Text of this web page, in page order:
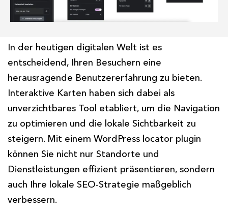
In der heutigen digitalen Welt ist es
entscheidend, Ihren Besuchern eine
herausragende Benutzererfahrung zu bieten.
Interaktive Karten haben sich dabei als
unverzichtbares Tool etabliert, um die Navigation
zu optimieren und die lokale Sichtbarkeit zu
steigern. Mit einem WordPress locator plugin
können Sie nicht nur Standorte und
Dienstleistungen effizient präsentieren, sondern
auch Ihre lokale SEO-Strategie maßgeblich
verbessern.